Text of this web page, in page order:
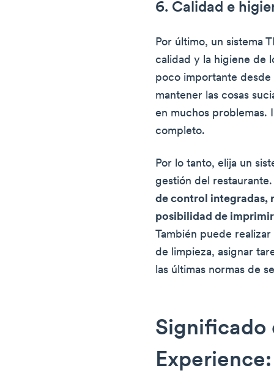
6. Calidad e
Por último, un sistema
calidad y la higiene de
poco importante
mantener las cosas
en muchos problemas.
completo.
Por lo tanto, elija un
gestión del
de control integradas,
posibilidad de
También puede
de limpieza, asignar
las últimas normas de
Significado